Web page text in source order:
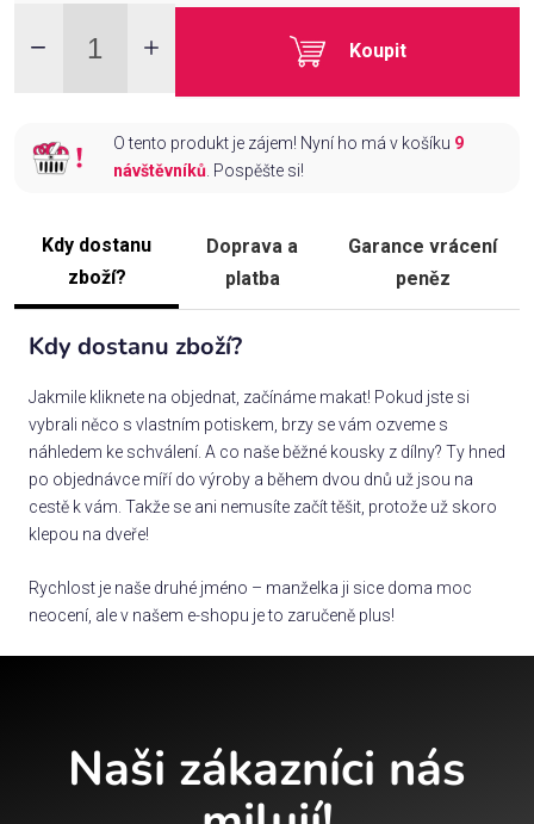
Koupit
O tento produkt je zájem! Nyní ho má v košíku 9
návštěvníků. Pospěšte si!
Kdy dostanu
zboží?
Doprava a
platba
Garance vrácení
peněz
Kdy dostanu zboží?
Jakmile kliknete na objednat, začínáme makat! Pokud jste si
vybrali něco s vlastním potiskem, brzy se vám ozveme s
náhledem ke schválení. A co naše běžné kousky z dílny? Ty hned
po objednávce míří do výroby a během dvou dnů už jsou na
cestě k vám. Takže se ani nemusíte začít těšit, protože už skoro
klepou na dveře!
Rychlost je naše druhé jméno – manželka ji sice doma moc
neocení, ale v našem e-shopu je to zaručeně plus!
Naši zákazníci nás